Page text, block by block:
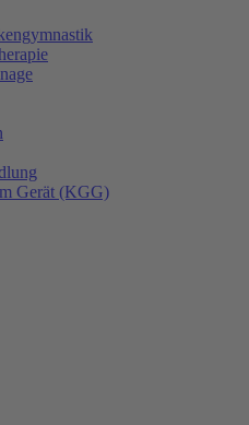
Gerät (KGG)